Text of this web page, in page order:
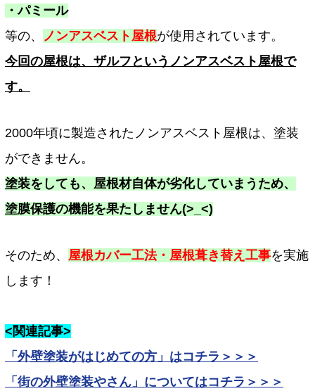
・パミール
等の、
ノンアスベスト屋根が使用されています。
今回の屋根は、ザルフというノンアスベスト屋根で
す。
2000年頃に製造されたノンアスベスト屋根は、塗装
ができません。
塗装をしても、屋根材自体が劣化していまうため、
塗膜保護の機能を果たしません(>_<)
そのため、 屋根カバー工法・屋根葺き替え工事を実施
します！
<関連記事>
「外壁塗装がはじめての方」はコチラ＞＞＞
「街の外壁塗装やさん」についてはコチラ＞＞＞